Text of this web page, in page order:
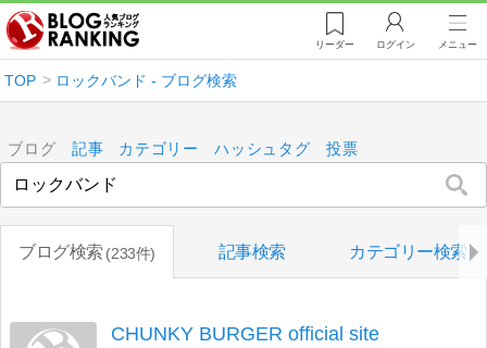
リーダー ログイン メニュー
TOP ロックバンド - ブログ検索
ブログ 記事 カテゴリー ハッシュタグ 投票
ブログ検索 233件 記事検索 カテゴリー検索
CHUNKY BURGER official site